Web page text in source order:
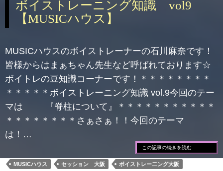
ボイストレーニング知識 vol9
【MUSICハウス】
MUSICハウスのボイストレーナーの石川麻奈です！
皆様からはまぁちゃん先生など呼ばれております☆
ボイトレの豆知識コーナーです！＊＊＊＊＊＊＊＊
＊＊＊＊＊ボイストレーニング知識 vol.9今回のテー
マは 『脊柱について』＊＊＊＊＊＊＊＊＊＊＊
＊＊＊＊＊＊＊＊さぁさぁ！！今回のテーマ
は！…
この記事の続きを読む
MUSICハウス セッション 大阪
ボイストレー二ング大阪